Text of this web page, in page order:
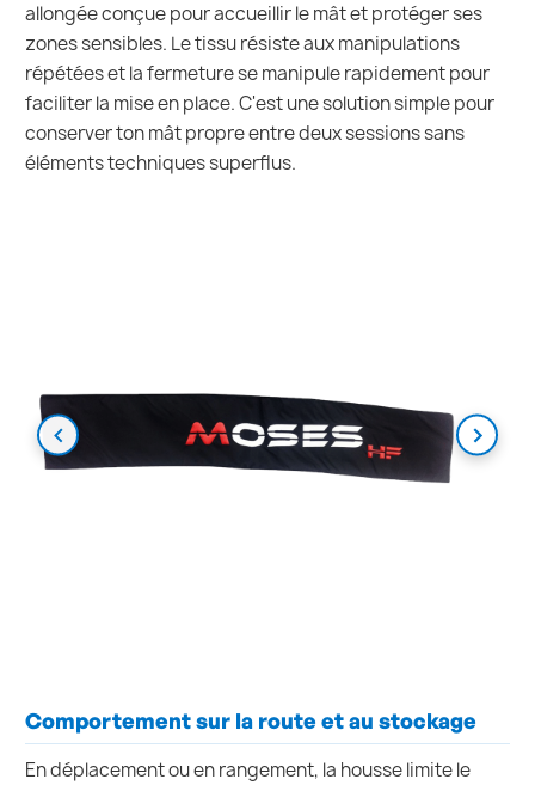
allongée conçue pour accueillir le mât et protéger ses
zones sensibles. Le tissu résiste aux manipulations
répétées et la fermeture se manipule rapidement pour
faciliter la mise en place. C'est une solution simple pour
conserver ton mât propre entre deux sessions sans
éléments techniques superflus.
Comportement sur la route et au stockage
En déplacement ou en rangement, la housse limite le